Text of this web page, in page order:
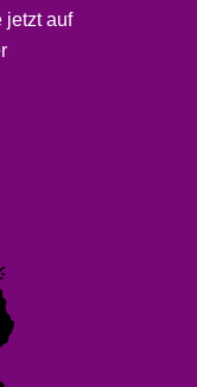
jetzt auf